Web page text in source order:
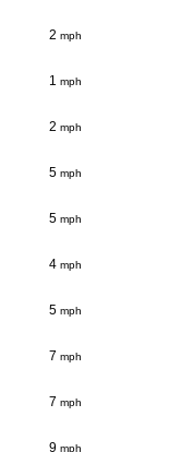
2 mph
1 mph
2 mph
5 mph
5 mph
4 mph
5 mph
7 mph
7 mph
9 mph